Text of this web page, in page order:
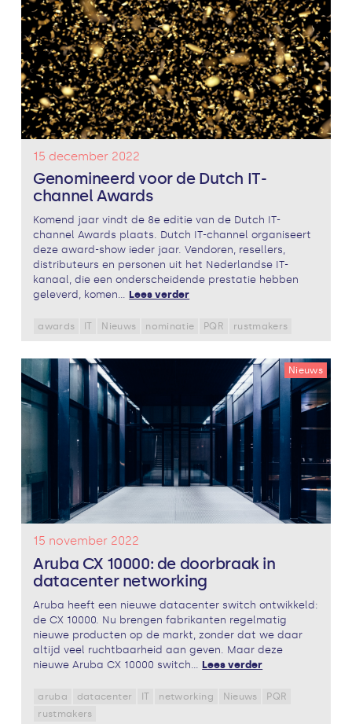
15 december 2022
Genomineerd voor de Dutch IT-
channel Awards
Komend jaar vindt de 8e editie van de Dutch IT-
channel Awards plaats. Dutch IT-channel organiseert
deze award-show ieder jaar. Vendoren, resellers,
distributeurs en personen uit het Nederlandse IT-
kanaal, die een onderscheidende prestatie hebben
geleverd, komen... Lees verder
awards IT Nieuws nominatie PQR rustmakers
Nieuws
15 november 2022
Aruba CX 10000: de doorbraak in
datacenter networking
Aruba heeft een nieuwe datacenter switch ontwikkeld:
de CX 10000. Nu brengen fabrikanten regelmatig
nieuwe producten op de markt, zonder dat we daar
altijd veel ruchtbaarheid aan geven. Maar deze
nieuwe Aruba CX 10000 switch... Lees verder
aruba datacenter IT networking Nieuws
PQR
rustmakers